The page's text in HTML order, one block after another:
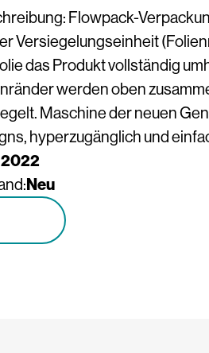
Flowpack-
Versiegelungseinheit
das Produkt vollständig
werden oben
Maschine der neuen
hyperzugänglich und
2022
Neu